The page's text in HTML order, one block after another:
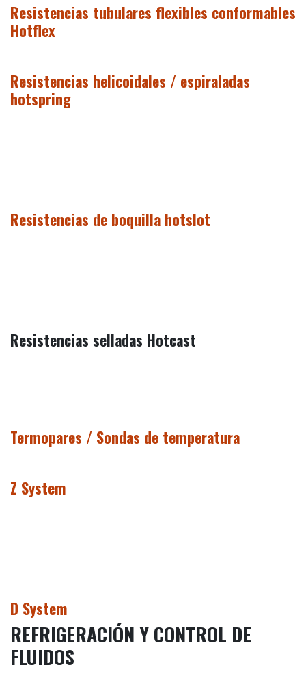
Resistencias tubulares flexibles conformables
Hotflex
Resistencias helicoidales / espiraladas
hotspring
Resistencias de boquilla hotslot
Resistencias selladas Hotcast
Termopares / Sondas de temperatura
Z System
D System
REFRIGERACIÓN Y CONTROL DE
FLUIDOS